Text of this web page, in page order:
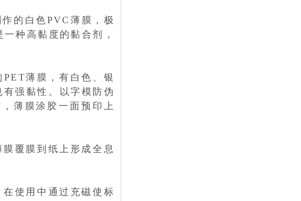
的白色PVC薄膜，极
种高黏度的黏合剂，
薄膜，有白色、银
强黏性。以字模防伪
薄膜涂胶一面预印上
覆膜到纸上形成全息
使用中通过充磁使标